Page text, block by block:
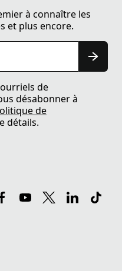
à connaître les
et plus encore.
de
désabonner à
de
détails.